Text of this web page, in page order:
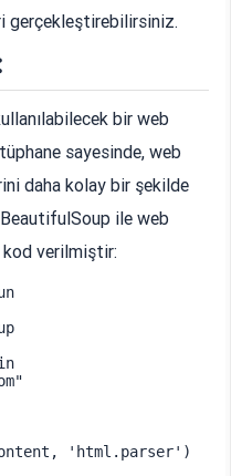
gerçekleştirebilirsiniz.
bir web
sayesinde, web
daha kolay bir şekilde
ile web
verilmiştir:
'html.parser')